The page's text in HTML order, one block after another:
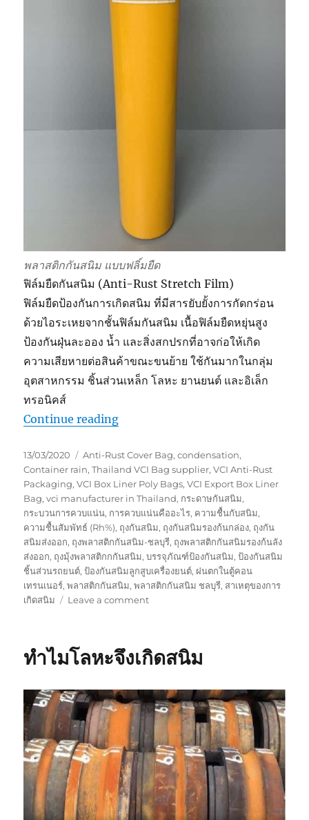
พลาสติกกันสนิม แบบฟลิ์มยืด
ฟิล์มยืดกันสนิม (Anti-Rust Stretch Film)
ฟิล์มยืดป้องกันการเกิดสนิม ที่มีสารยับยั้งการกัดกร่อน
ด้วยไอระเหยจากชั้นฟิล์มกันสนิม เนื้อฟิล์มยืดหยุ่นสูง
ป้องกันฝุ่นละออง น้ำ และสิ่งสกปรกที่อาจก่อให้เกิด
ความเสียหายต่อสินค้าขณะขนย้าย ใช้กันมากในกลุ่ม
อุตสาหกรรม ชิ้นส่วนเหล็ก โลหะ ยานยนต์ และอิเล็ก
ทรอนิคส์
Continue reading“พลาสติกกันสนิม ฟิล์มยึดป้องกันสนิม
Posted
on
13/03/2020 Tags
Anti-Rust Cover Bag,condensation,
Container rain,Thailand VCI Bag supplier,VCI Anti-Rust
Packaging,VCI Box Liner Poly Bags,VCI Export Box Liner
Bag,vci manufacturer in Thailand, กระดาษกันสนิม,
กระบวนการควบแน่น, การควบแน่นคืออะไร, ความชื้นกับสนิม,
ความชื้นสัมพัทธ์ (Rh%), ถุงกันสนิม, ถุงกันสนิมรองก้นกล่อง, ถุงกัน
สนิมส่งออก, ถุงพลาสติกกันสนิม-ชลบุรี, ถุงพลาสติกกันสนิมรองก้นลัง
ส่งออก, ถุงมุ้งพลาสติกกกันสนิม,บรรจุภัณฑ์ป้องกันสนิม,ป้องกันสนิม
ชิ้นส่วนรถยนต์,ป้องกันสนิมลูกสูบเครื่องยนต์, ฝนตกในตู้คอน
เทรนเนอร์,พลาสติกกันสนิม,พลาสติกกันสนิม ชลบุรี, สาเหตุของการ
เกิดสนิม
Leave a commenton
ฟิล์ม
สนิม
(VCI
Stretch
Film)
ทำไมโลหะจึงเกิดสนิม